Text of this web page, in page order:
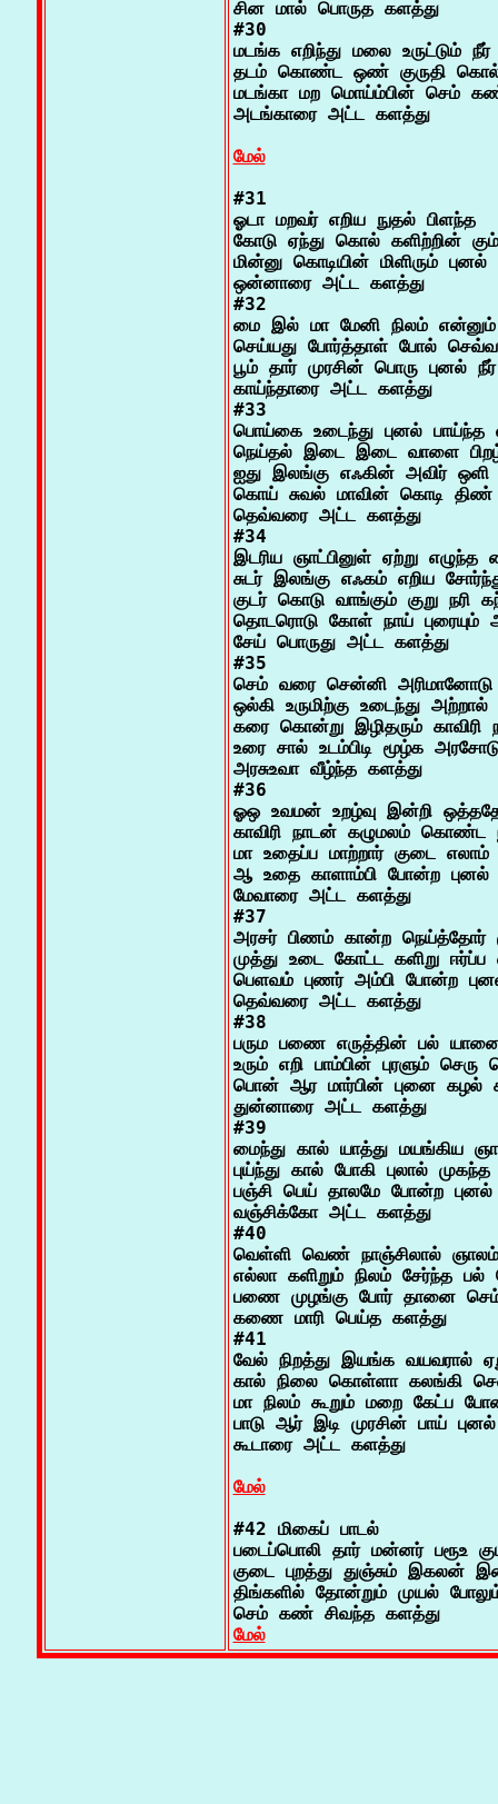
சின மால் பொருத களத்து
#30
மடங்க எறிந்து மலை உருட்டும்
தடம் கொண்ட ஒண் குருதி கொல்
மடங்கா மற மொய்ம்பின் செம்
அடங்காரை அட்ட களத்து
மேல்
#31
ஓடா மறவர் எறிய நுதல் பிளந்த
கோடு ஏந்து கொல் களிற்றின்
மின்னு கொடியின் மிளிரும்
ஒன்னாரை அட்ட களத்து
#32
மை இல் மா மேனி நிலம்
செய்யது போர்த்தாள் போல்
பூம் தார் முரசின் பொரு புனல்
காய்ந்தாரை அட்ட களத்து
#33
பொய்கை உடைந்து புனல் பாய்ந்த
நெய்தல் இடை இடை வாளை
ஐது இலங்கு எஃகின் அவிர்
கொய் சுவல் மாவின் கொடி திண்
தெவ்வரை அட்ட களத்து
#34
இடரிய ஞாட்பினுள் ஏற்று எழுந்த
சுடர் இலங்கு எஃகம் எறிய
குடர் கொடு வாங்கும் குறு நரி
தொடரொடு கோள் நாய் புரையும்
சேய் பொருது அட்ட களத்து
#35
செம் வரை சென்னி
ஒல்கி உருமிற்கு உடைந்து அற்றால்
கரை கொன்று இழிதரும் காவிரி
உரை சால் உடம்பிடி மூழ்க
அரசுஉவா வீழ்ந்த களத்து
#36
ஓஒ உவமன் உறழ்வு இன்றி
காவிரி நாடன் கழுமலம் கொண்ட
மா உதைப்ப மாற்றார் குடை
ஆ உதை காளாம்பி போன்ற புனல்
மேவாரை அட்ட களத்து
#37
அரசர் பிணம் கான்ற நெய்த்தோர்
முத்து உடை கோட்ட களிறு ஈர்ப்ப
பெளவம் புணர் அம்பி போன்ற
தெவ்வரை அட்ட களத்து
#38
பரும பணை எருத்தின் பல் யானை
உரும் எறி பாம்பின் புரளும்
பொன் ஆர மார்பின் புனை கழல்
துன்னாரை அட்ட களத்து
#39
மைந்து கால் யாத்து மயங்கிய
புய்ந்து கால் போகி புலால்
பஞ்சி பெய் தாலமே போன்ற
வஞ்சிக்கோ அட்ட களத்து
#40
வெள்ளி வெண் நாஞ்சிலால்
எல்லா களிறும் நிலம் சேர்ந்த பல்
பணை முழங்கு போர் தானை
கணை மாரி பெய்த களத்து
#41
வேல் நிறத்து இயங்க வயவரால்
கால் நிலை கொள்ளா கலங்கி
மா நிலம் கூறும் மறை கேட்ப
பாடு ஆர் இடி முரசின் பாய்
கூடாரை அட்ட களத்து
மேல்
#42 மிகைப் பாடல்
படைப்பொலி தார் மன்னர் பரூஉ
குடை புறத்து துஞ்சும் இகலன்
திங்களில் தோன்றும் முயல்
செம் கண் சிவந்த களத்து
மேல்